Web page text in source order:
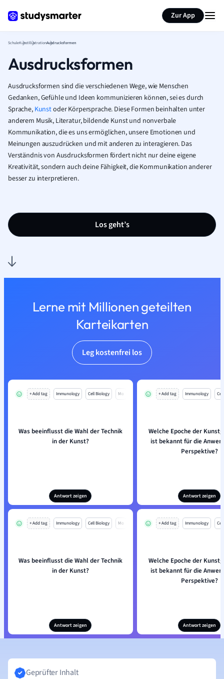
Zur App
SchuleKunstIllustrationAusdrucksformen
Ausdrucksformen
Ausdrucksformen sind die verschiedenen Wege, wie Menschen
Gedanken, Gefühle und Ideen kommunizieren können, sei es durch
Sprache, Kunstoder Körpersprache. Diese Formen beinhalten unter
anderem Musik, Literatur, bildende Kunst und nonverbale
Kommunikation, die es uns ermöglichen, unsere Emotionen und
Meinungen auszudrücken und mit anderen zu interagieren. Das
Verständnis von Ausdrucksformen fördert nicht nur deine eigene
Kreativität, sondern auch deine Fähigkeit, die Kommunikation anderer
besser zu interpretieren.
Los geht’s
Lerne mit Millionen geteilten
Karteikarten
Leg kostenfrei los
+ Add tag Immunology Cell Biology Mo
Was beeinflusst die Wahl der Technik
in der Kunst?
Antwort zeigen
+ Add tag Immunology
Welche Epoche der
ist bekannt für die
Perspektive?
Antwort zeigen
+ Add tag Immunology Cell Biology Mo
Was beeinflusst die Wahl der Technik
in der Kunst?
Antwort zeigen
+ Add tag Immunology
Welche Epoche der
ist bekannt für die
Perspektive?
Antwort zeigen
Seite zusammenfassen
Geprüfter Inhalt